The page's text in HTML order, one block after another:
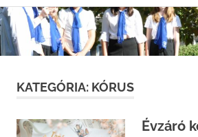
Skip
to
content
KATEGÓRIA: KÓRUS
Évzáró